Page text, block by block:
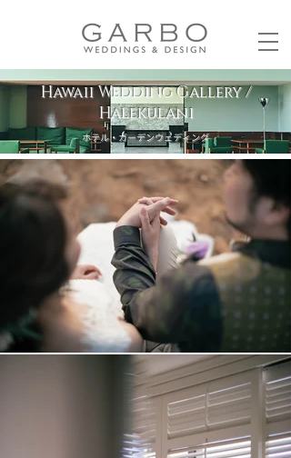
Hawaii Wedding Gallery /
Halekulani
​ホテル・ガーデンウェディング